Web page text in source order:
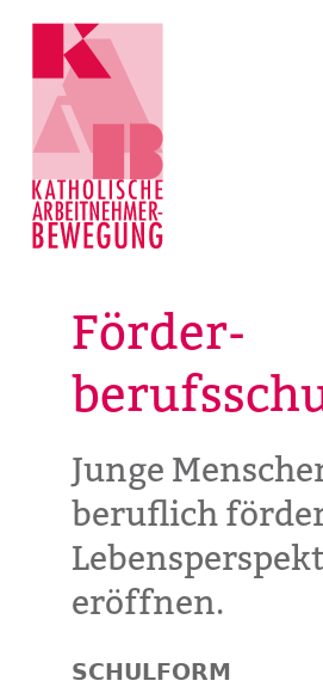
Förder-
Junge
beruflich
eröffnen.
SCHULFORM